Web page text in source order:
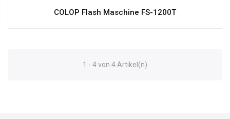
COLOP Flash Maschine FS-1200T
1 - 4 von 4 Artikel(n)